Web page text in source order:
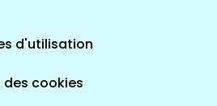
d'utilisation
cookies